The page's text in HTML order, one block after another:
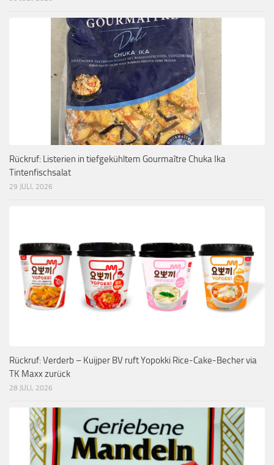
Rückruf: Listerien in tiefgekühltem Gourmaître Chuka Ika
Tintenfischsalat
29 JULI, 2026
Rückruf: Verderb – Kuijper BV ruft Yopokki Rice-Cake-Becher via
TK Maxx zurück
28 JULI, 2026